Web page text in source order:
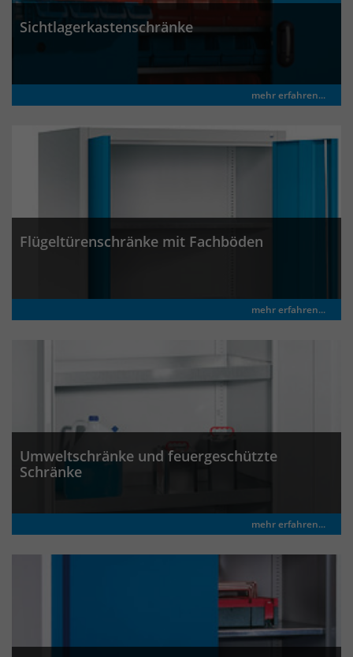
Sichtlagerkastenschränke
mehr erfahren...
Flügeltürenschränke mit Fachböden
mehr erfahren...
Umweltschränke und feuergeschützte
Schränke
mehr erfahren...
Das Cookie wird gesetzt um zu
demTest wieder gelöscht.